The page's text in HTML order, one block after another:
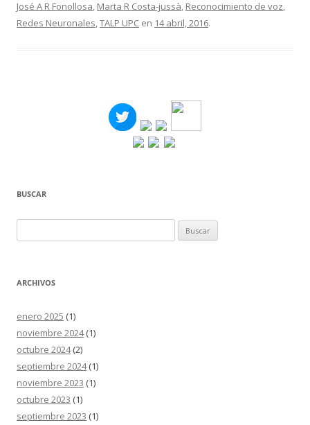
José A R Fonollosa, Marta R Costa-jussà, Reconocimiento de voz,
Redes Neuronales,TALP UPC en 14 abril, 2016.
BUSCAR
ARCHIVOS
enero 2025 (1)
noviembre 2024(1)
octubre 2024(2)
septiembre 2024(1)
noviembre 2023 (1)
octubre 2023 (1)
septiembre 2023 (1)